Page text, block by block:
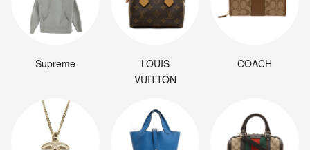
Supreme
LOUIS
VUITTON
COACH